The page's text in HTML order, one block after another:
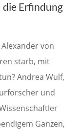
Erfindung
von
starb, mit
Andrea Wulf,
und
Ganzen,